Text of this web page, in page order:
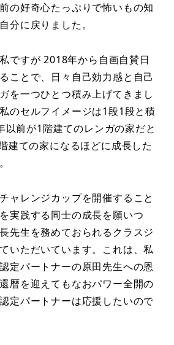
の好奇心たっぷりで怖いもの知
分に戻りました。
ですが 2018年から自画自賛日
ことで、日々自己効力感と自己
を一つひとつ積み上げてきまし
のセルフイメージは1段1段と積
以前が1階建てのレンガの家だと
建ての家になるほどに成⻑した
ャレンジカップを開催すること
実践する同士の成⻑を願いつ
先生を務めておられるクラスジ
いただいています。これは、私
定パートナーの原田先生への恩
暦を迎えてもなおパワー全開の
定パートナーは応援したいので